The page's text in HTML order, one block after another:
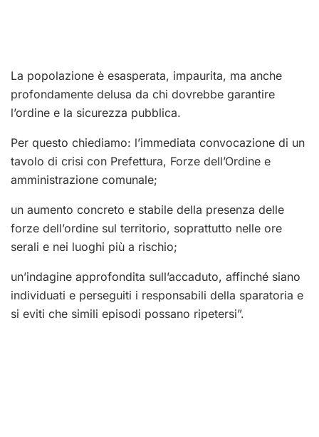
La popolazione è esasperata, impaurita, ma anche
profondamente delusa da chi dovrebbe garantire
l’ordine e la sicurezza pubblica.
Per questo chiediamo: l’immediata convocazione di un
tavolo di crisi con Prefettura, Forze dell’Ordine e
amministrazione comunale;
un aumento concreto e stabile della presenza delle
forze dell’ordine sul territorio, soprattutto nelle ore
serali e nei luoghi più a rischio;
un’indagine approfondita sull’accaduto, affinché siano
individuati e perseguiti i responsabili della sparatoria e
si eviti che simili episodi possano ripetersi”.